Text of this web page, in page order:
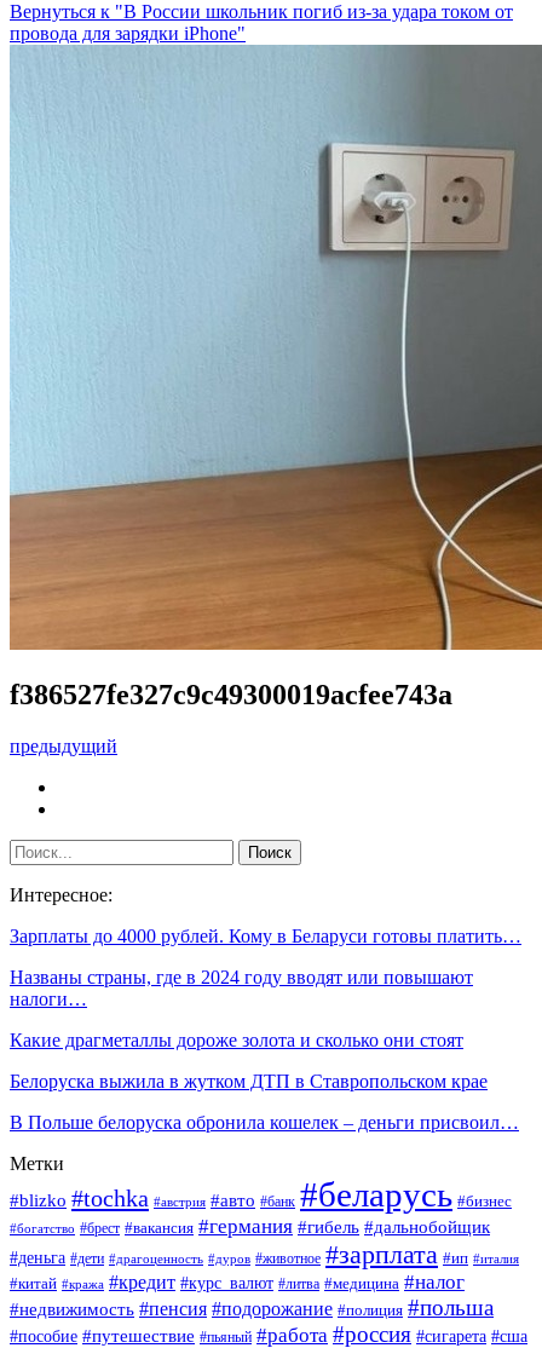
Вернуться к "В России школьник погиб из-за удара током от
провода для зарядки iPhone"
f386527fe327c9c49300019acfee743a
предыдущий
Интересное:
Зарплаты до 4000 рублей. Кому в Беларуси готовы платить…
Названы страны, где в 2024 году вводят или повышают
налоги…
Какие драгметаллы дороже золота и сколько они стоят
Белоруска выжила в жутком ДТП в Ставропольском крае
В Польше белоруска обронила кошелек – деньги присвоил…
Метки
#blizko #tochka #австрия #авто #банк #беларусь #бизнес
#богатство #брест #вакансия #германия #гибель #дальнобойщик
#деньга #дети #драгоценность #дуров #животное #зарплата #ип #италия
#китай #кража #кредит #курс_валют #литва #медицина #налог
#недвижимость #пенсия #подорожание #полиция #польша
#пособие #путешествие #пьяный #работа #россия #сигарета #сша